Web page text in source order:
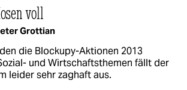
voll
Grottian
die Blockupy-Aktionen 2013
und Wirtschaftsthemen fällt der
leider sehr zaghaft aus.